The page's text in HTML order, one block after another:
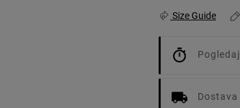
Size Guide